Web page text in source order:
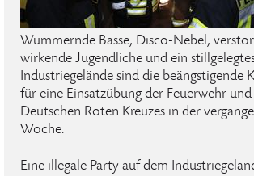
Wummernde Bässe, Disco-Nebel,
wirkende Jugendliche und ein
Industriegelände sind die beängstigende
für eine Einsatzübung der Feuerwehr und
Deutschen Roten Kreuzes in der
Woche.
Eine illegale Party auf dem